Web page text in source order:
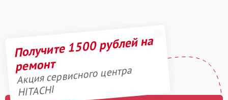
Получите 1500 рублей на
ремонт
Акция сервисного центра
HITACHI